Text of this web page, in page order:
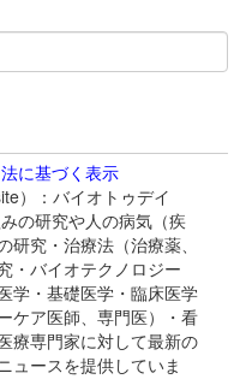
に基づく表示
）：バイオトゥデイ
の研究や人の病気（疾
究・治療法（治療薬、
・バイオテクノロジー
学・基礎医学・臨床医学
ケア医師、専門医）・看
療専門家に対して最新の
ュースを提供していま